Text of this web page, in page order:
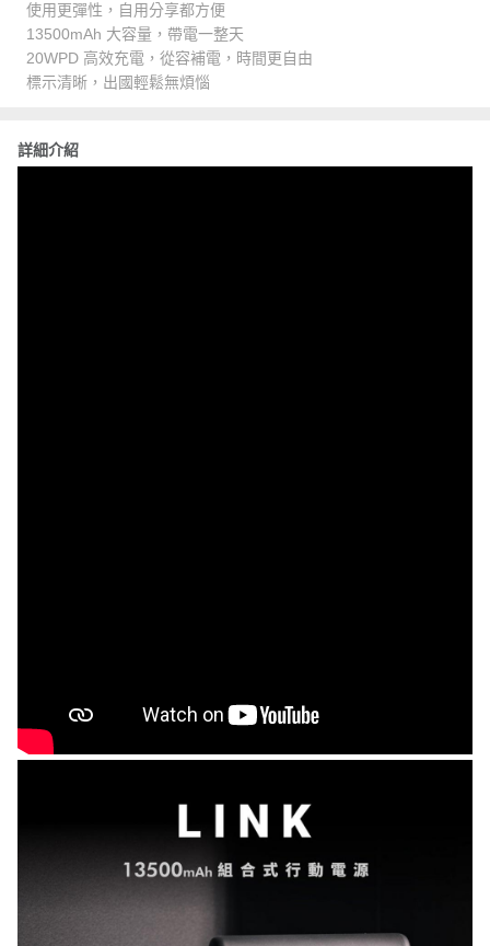
使用更彈性，自用分享都方便
13500mAh 大容量，帶電一整天
20WPD 高效充電，從容補電，時間更自由
標示清晰，出國輕鬆無煩惱
詳細介紹